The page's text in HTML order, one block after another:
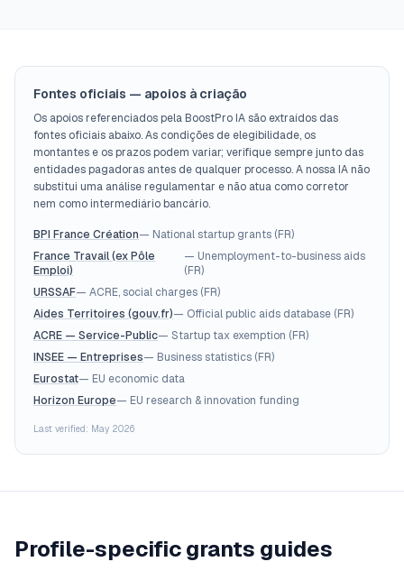
Fontes oficiais — apoios à criação
Os apoios referenciados pela BoostPro IA são extraídos das
fontes oficiais abaixo. As condições de elegibilidade, os
montantes e os prazos podem variar; verifique sempre junto das
entidades pagadoras antes de qualquer processo. A nossa IA não
substitui uma análise regulamentar e não atua como corretor
nem como intermediário bancário.
BPI France Création— National startup grants (FR)
France Travail (ex Pôle
Emploi)
— Unemployment-to-business aids
(FR)
URSSAF— ACRE, social charges (FR)
Aides Territoires (gouv.fr)— Official public aids database (FR)
ACRE — Service-Public— Startup tax exemption (FR)
INSEE — Entreprises— Business statistics (FR)
Eurostat— EU economic data
Horizon Europe— EU research & innovation funding
Last verified: May 2026
Profile-specific grants guides